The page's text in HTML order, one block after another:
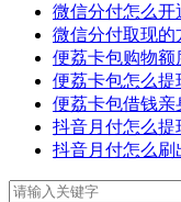
微信分付怎么开
微信分付取现的
便荔卡包购物额
便荔卡包怎么提
便荔卡包借钱亲
抖音月付怎么提
抖音月付怎么刷